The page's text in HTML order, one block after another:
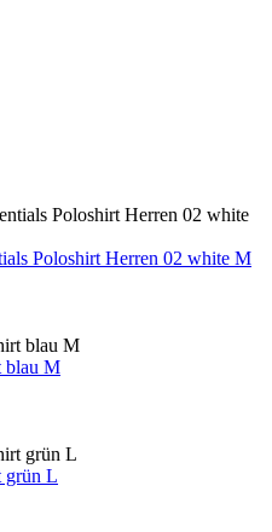
Poloshirt Herren 02 white M
blau M
grün L